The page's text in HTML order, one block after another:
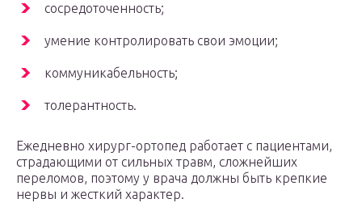
сосредоточенность;
умение контролировать свои эмоции;
коммуникабельность;
толерантность.
Ежедневно хирург-ортопед работает с пациентами,
страдающими от сильных травм, сложнейших
переломов, поэтому у врача должны быть крепкие
нервы и жесткий характер.